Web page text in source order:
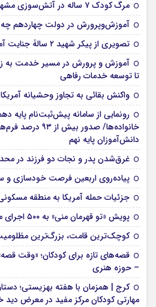
مرگ کودک ۷ ساله در آتش‌سوزی مشهد
آموزش‌وپرورش در دولت چهاردهم چه
تصویری از پیکر شهید ۲ سالۀ جنایت آمریکا در قشم
آموزش و پرورش در مسیر خدمت به
تا توسعه خدمات رفاهی
واکنش بقائی به تجاوز وحشیانه
رونمایی از سامانه پیش‌ثبت‌نام پایه
خانواده‌ها/ صدور
دانش‌آموزان پایه نهم
غرق‌شدن پدر و نجات دو فرزند در
پیاده‌روی اربعین فرصت خودسازی و
جزئیات حمله آمریکا به منطقه
پویش «تو قهرمان منی» به ۵۰۰ اجرای میدانی رسید – حوزه هنری
کوچک‌ترین قامت، بزرگ‌ترین
قصه‌های تازه برای کودکان؛ «وقت
– حوزه هنری
کرج | همزمان با هفته بهزیستی؛
مهارتی کودکان مرکز مفید در معرض دید